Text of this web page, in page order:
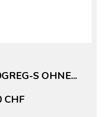
S OHNE...
CHF